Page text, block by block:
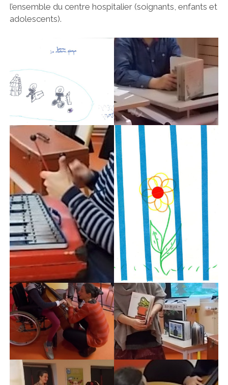
l’ensemble du centre hospitalier (soignants, enfants et
adolescents).